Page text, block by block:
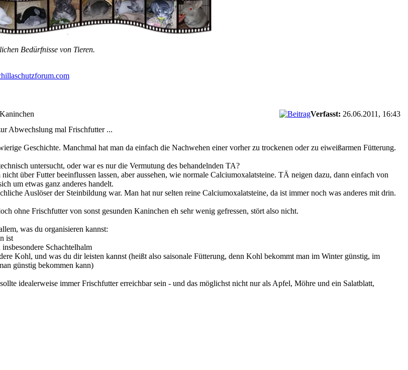
Bedürfnisse von Tieren.
Verfasst: 26.06.2011, 16:43
Abwechslung mal Frischfutter ...
Geschichte. Manchmal hat man da einfach die Nachwehen einer vorher zu trockenen oder zu eiweißarmen Fütterung.
untersucht, oder war es nur die Vermutung des behandelnden TA?
über Futter beeinflussen lassen, aber aussehen, wie normale Calciumoxalatsteine. TÄ neigen dazu, dann einfach von
um etwas ganz anderes handelt.
Auslöser der Steinbildung war. Man hat nur selten reine Calciumoxalatsteine, da ist immer noch was anderes mit drin.
ohne Frischfutter von sonst gesunden Kaninchen eh sehr wenig gefressen, stört also nicht.
was du organisieren kannst:
ist
Schachtelhalm
Kohl, und was du dir leisten kannst (heißt also saisonale Fütterung, denn Kohl bekommt man im Winter günstig, im
günstig bekommen kann)
idealerweise immer Frischfutter erreichbar sein - und das möglichst nicht nur als Apfel, Möhre und ein Salatblatt,